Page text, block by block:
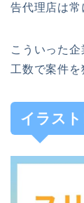
告代理店は常
こういった
工数で案件を
イラス